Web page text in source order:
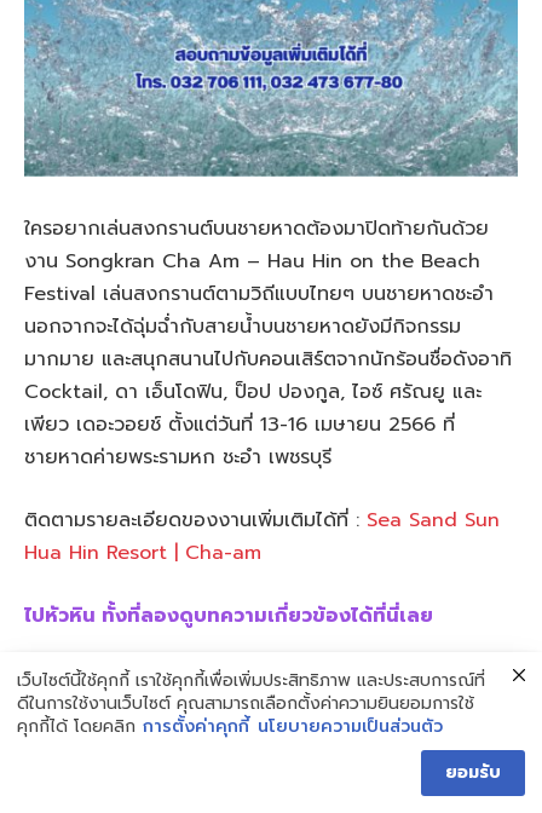
ใครอยากเล่นสงกรานต์บนชายหาดต้องมาปิดท้ายกันด้วย
งาน Songkran Cha Am – Hau Hin on the Beach
Festival เล่นสงกรานต์ตามวิถีแบบไทยๆ บนชายหาดชะอำ
นอกจากจะได้ฉุ่มฉ่ำกับสายน้ำบนชายหาดยังมีกิจกรรม
มากมาย และสนุกสนานไปกับคอนเสิร์ตจากนักร้อนชื่อดังอาทิ
Cocktail, ดา เอ็นโดฟิน, ป็อป ปองกูล, ไอซ์ ศรัณยู และ
เพียว เดอะวอยช์ ตั้งแต่วันที่ 13-16 เมษายน 2566 ที่
ชายหาดค่ายพระรามหก ชะอำ เพชรบุรี
ติดตามรายละเอียดของงานเพิ่มเติมได้ที่ : Sea Sand Sun
Hua Hin Resort | Cha-am
ไปหัวหิน ทั้งที่ลองดูบทความเกี่ยวข้องได้ที่นี่เลย
15 ที่เที่ยวหัวหิน เที่ยว ชิล ฟินทั้งเมือง (อัปเดต 2023)
15 ร้านอาหารหัวหิน อร่อยฟิน ราคาสบายกระเป๋า (ล่าสุด
เว็บไซต์นี้ใช้คุกกี้ เราใช้คุกกี้เพื่อเพิ่มประสิทธิภาพ และประสบการณ์ที่
ดีในการใช้งานเว็บไซต์ คุณสามารถเลือกตั้งค่าความยินยอมการใช้
คุกกี้ได้ โดยคลิก การตั้งค่าคุกกี้ นโยบายความเป็นส่วนตัว
ยอมรับ